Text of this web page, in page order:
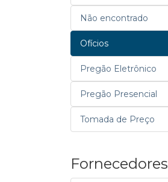
Não encontrado
Ofícios
Pregão Eletrônico
Pregão Presencial
Tomada de Preço
Fornecedores